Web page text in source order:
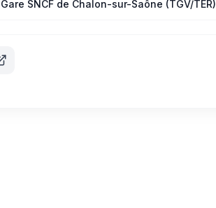
Gare SNCF de Chalon-sur-Saône (TGV/TER)